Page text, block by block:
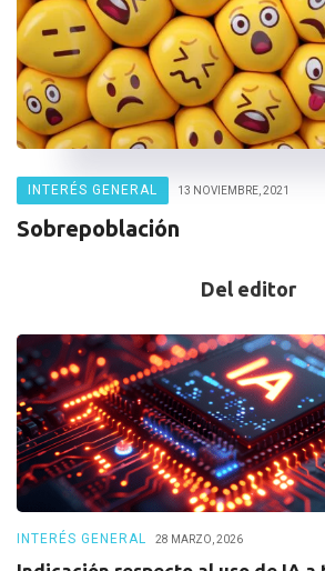
INTERÉS GENERAL 13 NOVIEMBRE, 2021
Sobrepoblación
Del editor
INTERÉS GENERAL 28 MARZO, 2026